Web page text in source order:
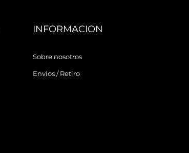
INFORMACION
Sobre nosotros
Envios / Retiro